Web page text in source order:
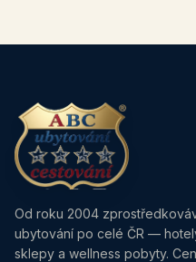
Od roku 2004
ubytování po celé ČR —
sklepy a wellness pobyty.